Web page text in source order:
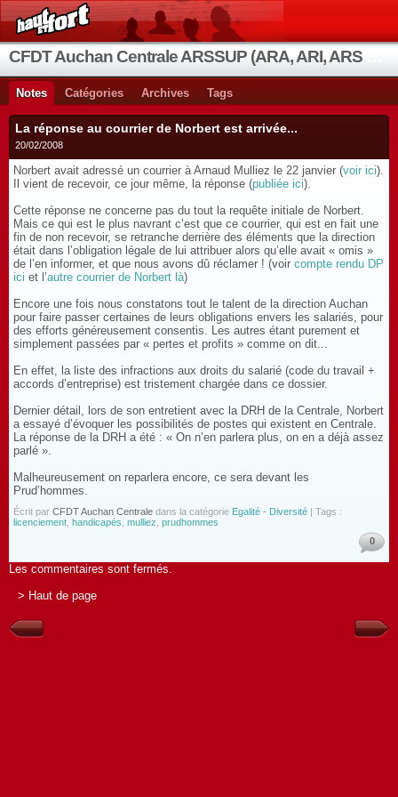
Notes Catégories Archives Tags
La réponse au courrier de Norbert est arrivée...
20/02/2008
Norbert avait adressé un courrier à Arnaud Mulliez le 22 janvier (voir ici).
Il vient de recevoir, ce jour même, la réponse (publiée ici).
Cette réponse ne concerne pas du tout la requête initiale de Norbert.
Mais ce qui est le plus navrant c’est que ce courrier, qui est en fait une
fin de non recevoir, se retranche derrière des éléments que la direction
était dans l’obligation légale de lui attribuer alors qu’elle avait « omis »
de l’en informer, et que nous avons dû réclamer ! (voir compte rendu DP
ici et l’autre courrier de Norbert là)
Encore une fois nous constatons tout le talent de la direction Auchan
pour faire passer certaines de leurs obligations envers les salariés, pour
des efforts généreusement consentis. Les autres étant purement et
simplement passées par « pertes et profits » comme on dit...
En effet, la liste des infractions aux droits du salarié (code du travail +
accords d’entreprise) est tristement chargée dans ce dossier.
Dernier détail, lors de son entretient avec la DRH de la Centrale, Norbert
a essayé d’évoquer les possibilités de postes qui existent en Centrale.
La réponse de la DRH a été : « On n’en parlera plus, on en a déjà assez
parlé ».
Malheureusement on reparlera encore, ce sera devant les
Prud’hommes.
Écrit par CFDT Auchan Centrale dans la catégorie Egalité - Diversité | Tags :
licenciement handicapés mulliez prudhommes
0
Les commentaires sont fermés.
> Haut de page